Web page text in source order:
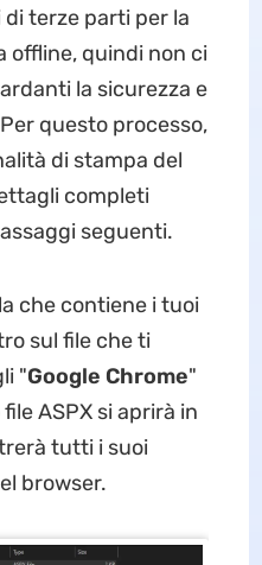
terze parti per la
offline, quindi non ci
la sicurezza e
questo processo,
di stampa del
completi
seguenti.
che contiene i tuoi
sul file che ti
"Google Chrome"
ASPX si aprirà in
tutti i suoi
browser.